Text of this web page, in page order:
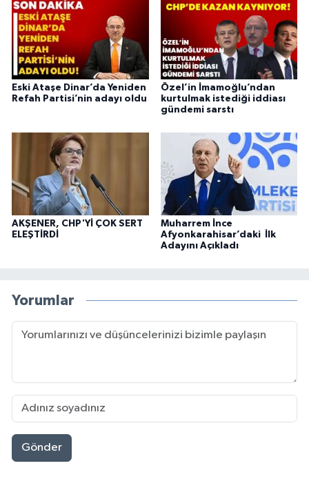
Eski Ataşe Dinar’da Yeniden
Refah Partisi’nin adayı oldu
Özel’in İmamoğlu’ndan
kurtulmak istediği iddiası
gündemi sarstı
AKŞENER, CHP'Yİ ÇOK SERT
ELEŞTİRDİ
Muharrem İnce
Afyonkarahisar’daki İlk
Adayını Açıkladı
Yorumlar
Gönder